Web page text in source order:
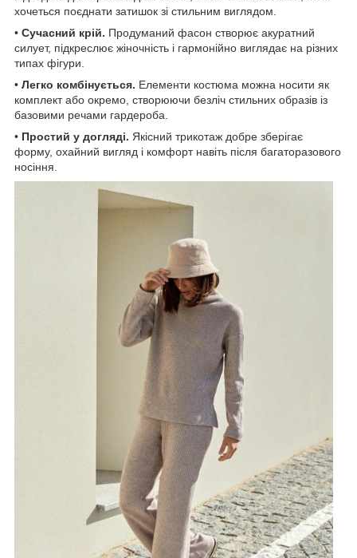
хочеться поєднати затишок зі стильним виглядом.
• Сучасний крій. Продуманий фасон створює акуратний
силует, підкреслює жіночність і гармонійно виглядає на різних
типах фігури.
• Легко комбінується. Елементи костюма можна носити як
комплект або окремо, створюючи безліч стильних образів із
базовими речами гардероба.
• Простий у догляді. Якісний трикотаж добре зберігає
форму, охайний вигляд і комфорт навіть після багаторазового
носіння.